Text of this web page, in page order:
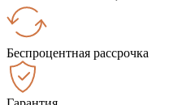
Беспроцентная рассрочка